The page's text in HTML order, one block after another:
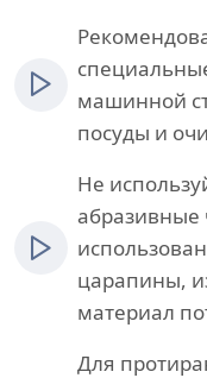
машинной
посуды и
Не
абразивные
царапины,
материал
Для